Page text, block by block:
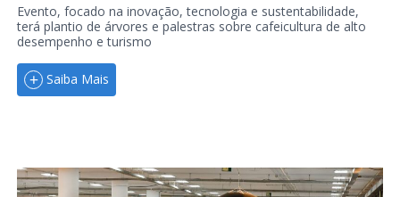
Evento, focado na inovação, tecnologia e sustentabilidade,
terá plantio de árvores e palestras sobre cafeicultura de alto
desempenho e turismo
Saiba Mais